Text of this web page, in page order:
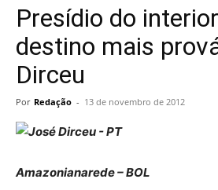
Presídio do
destino mais
Dirceu
Por Redação - 13 de novembro de 2012
Amazonianarede – BOL